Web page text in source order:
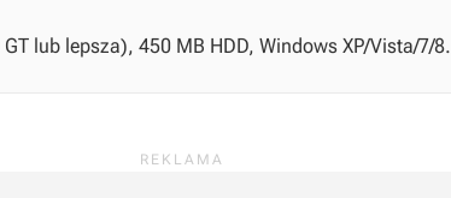
lub lepsza), 450 MB HDD, Windows XP/Vista/7/8.